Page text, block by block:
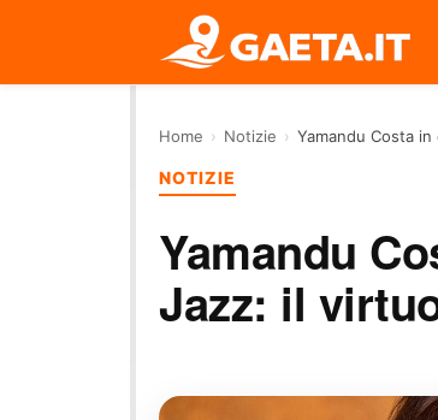
Home › Notizie › Yamandu Costa
NOTIZIE
Yamandu
Jazz: il